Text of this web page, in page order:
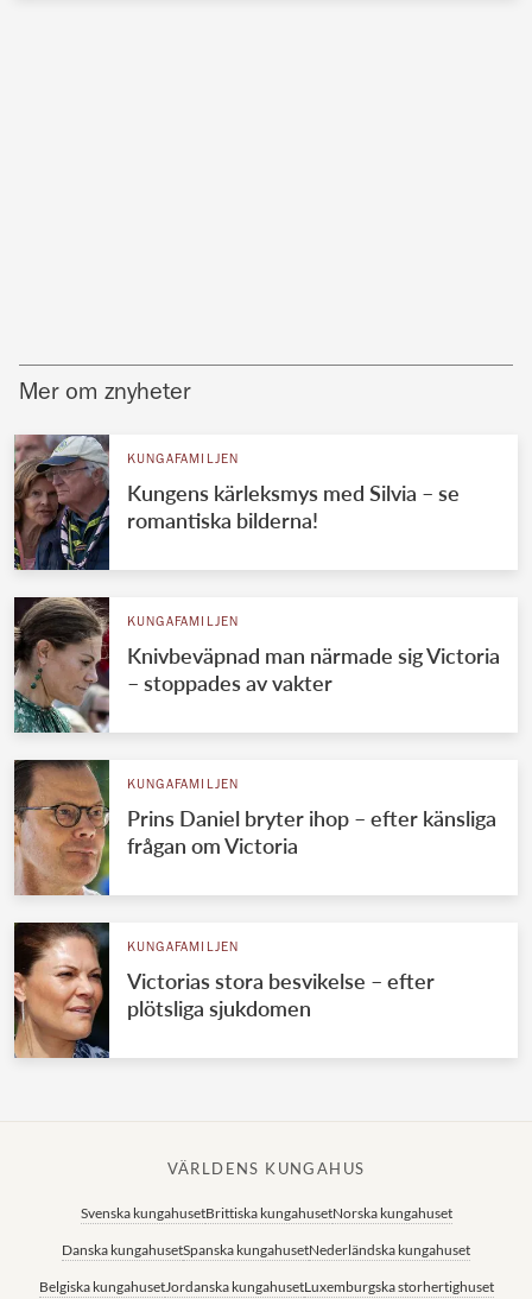
Mer om znyheter
KUNGAFAMILJEN
Kungens kärleksmys med Silvia – se
romantiska bilderna!
KUNGAFAMILJEN
Knivbeväpnad man närmade sig Victoria
– stoppades av vakter
KUNGAFAMILJEN
Prins Daniel bryter ihop – efter känsliga
frågan om Victoria
KUNGAFAMILJEN
Victorias stora besvikelse – efter
plötsliga sjukdomen
VÄRLDENS KUNGAHUS
Svenska kungahusetBrittiska kungahusetNorska kungahuset
Danska kungahusetSpanska kungahusetNederländska kungahuset
Belgiska kungahusetJordanska kungahusetLuxemburgska storhertighuset